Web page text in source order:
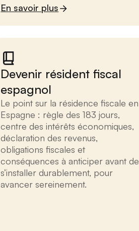
En savoir plus
Devenir résident fiscal
espagnol
Le point sur la résidence fiscale en
Espagne : règle des 183 jours,
centre des intérêts économiques,
déclaration des revenus,
obligations fiscales et
conséquences à anticiper avant de
s’installer durablement, pour
avancer sereinement.